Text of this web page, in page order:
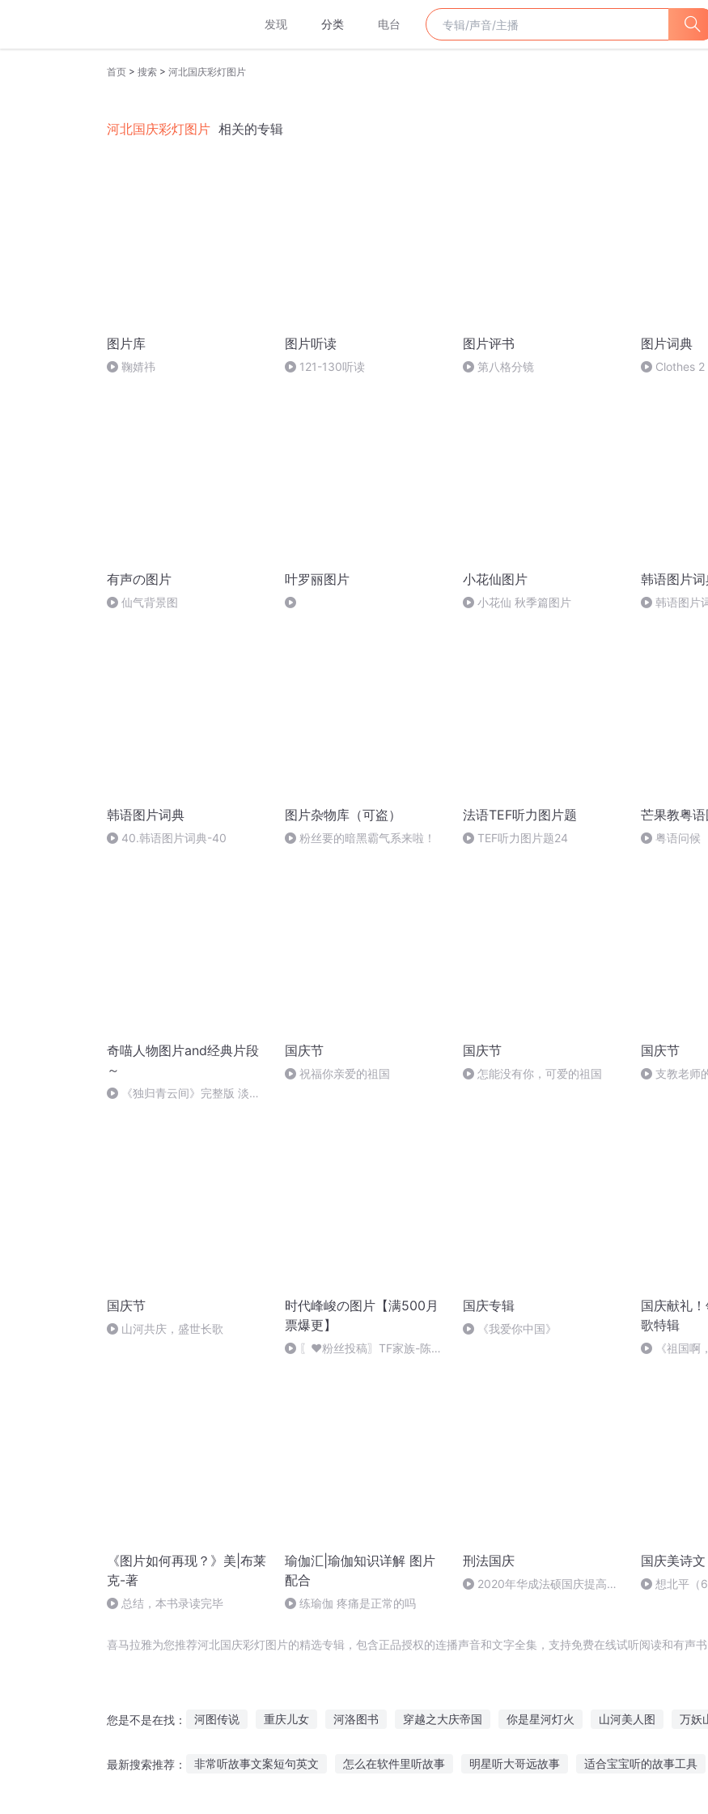
发现 分类 电台
首页 > 搜索 > 河北国庆彩灯图片
河北国庆彩灯图片 相关的专辑
图片库
鞠婧祎
图片听读
121-130听读
图片评书
第八格分镜
图片词典
Clothes 2
有声の图片
仙气背景图
叶罗丽图片 小花仙图片
小花仙 秋季篇图片
韩语图片
韩语图片
韩语图片词典
40.韩语图片词典-40
图片杂物库（可盗）
粉丝要的暗黑霸气系来啦！
法语TEF听力图片题
TEF听力图片题24
芒果教粤
粤语问候
奇喵人物图片and经典片段
～
《独归青云间》完整版 淡淡
国庆节
祝福你亲爱的祖国
国庆节
怎能没有你，可爱的祖国
国庆节
支教老师
国庆节
山河共庆，盛世长歌
时代峰峻の图片【满500月
票爆更】
〖❤️粉丝投稿〗TF家族-陈思
国庆专辑
《我爱你中国》
国庆献礼
歌特辑
《祖国啊
《图片如何再现？》美|布莱
克-著
总结，本书录读完毕
瑜伽汇|瑜伽知识详解 图片
配合
练瑜伽 疼痛是正常的吗
刑法国庆
2020年华成法硕国庆提高班
国庆美诗文
想北平（6
喜马拉雅为您推荐河北国庆彩灯图片的精选专辑，包含正品授权的连播声音和文字全集，支持免费在线试听阅读和有声书
您是不是在找： 河图传说 重庆儿女 河洛图书 穿越之大庆帝国 你是星河灯火 山河美人图 万妖
最新搜索推荐： 非常听故事文案短句英文 怎么在软件里听故事 明星听大哥远故事 适合宝宝听的故事工具